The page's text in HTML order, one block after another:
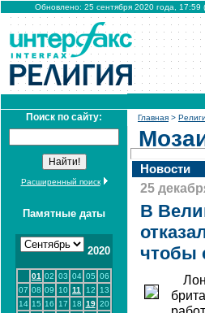
Обновлено: 25 сентября 2020 года, 17:59
Поиск по сайту:
Расширенный поиск
Памятные даты
2020
01 02 03 04 05 06
07 08 09 10 11 12
13
14 15 16 17 18 19 20
Главная >
Новости
25
В
чтобы